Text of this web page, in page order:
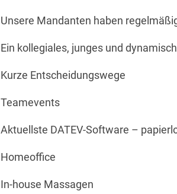
Unsere Mandanten haben
Ein kollegiales, junges und
Kurze Entscheidungswege
Teamevents
Aktuellste DATEV-Software –
Homeoffice
In-house Massagen